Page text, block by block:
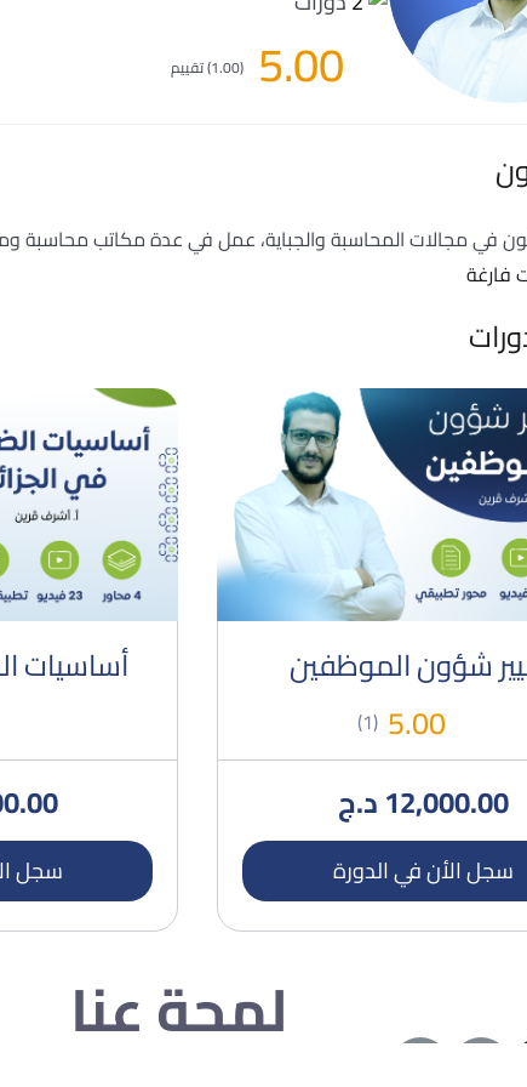
5.00 (1.00) تقييم
في مجالات المحاسبة والجباية، عمل في عدة مكاتب محاسبة
فارغة
5.00
(1)
شؤون الموظفين
12,000.00د.ج
سجل الأن في الدورة
أساسيات
سجل
لمحة عنا